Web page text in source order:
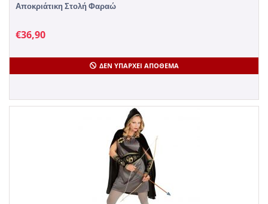
Αποκριάτικη Στολή Φαραώ
€36,90
ΔΕΝ ΥΠΆΡΧΕΙ ΑΠΌΘΕΜΑ